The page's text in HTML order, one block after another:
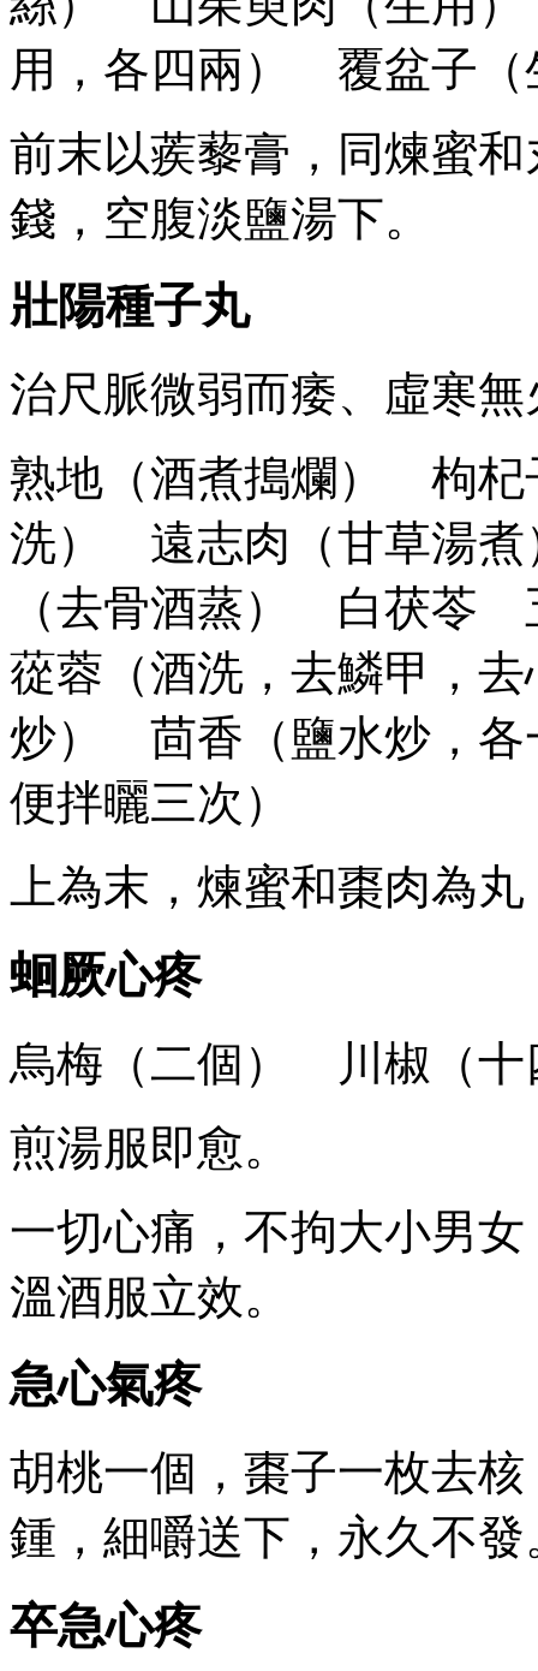
用，各四兩） 覆盆子
前末以蒺藜膏，同煉蜜
錢，空腹淡鹽湯下。
壯陽種子丸
治尺脈微弱而痿、虛寒
熟地（酒煮搗爛） 枸
洗） 遠志肉（甘草湯
（去骨酒蒸） 白茯
蓯蓉（酒洗，去鱗甲，
炒） 茴香（鹽水炒，
便拌曬三次）
上為末，煉蜜和棗肉為
蛔厥心疼
烏梅（二個） 川椒（十
煎湯服即愈。
一切心痛，不拘大小男
溫酒服立效。
急心氣疼
胡桃一個，棗子一枚去
鍾，細嚼送下，永久不發
卒急心疼